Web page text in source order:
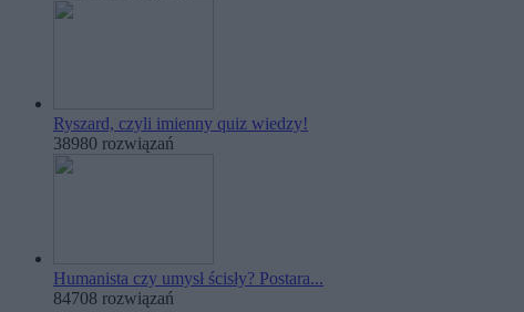
Ryszard, czyli imienny quiz wiedzy!
38980 rozwiązań
Humanista czy umysł ścisły? Postara...
84708 rozwiązań